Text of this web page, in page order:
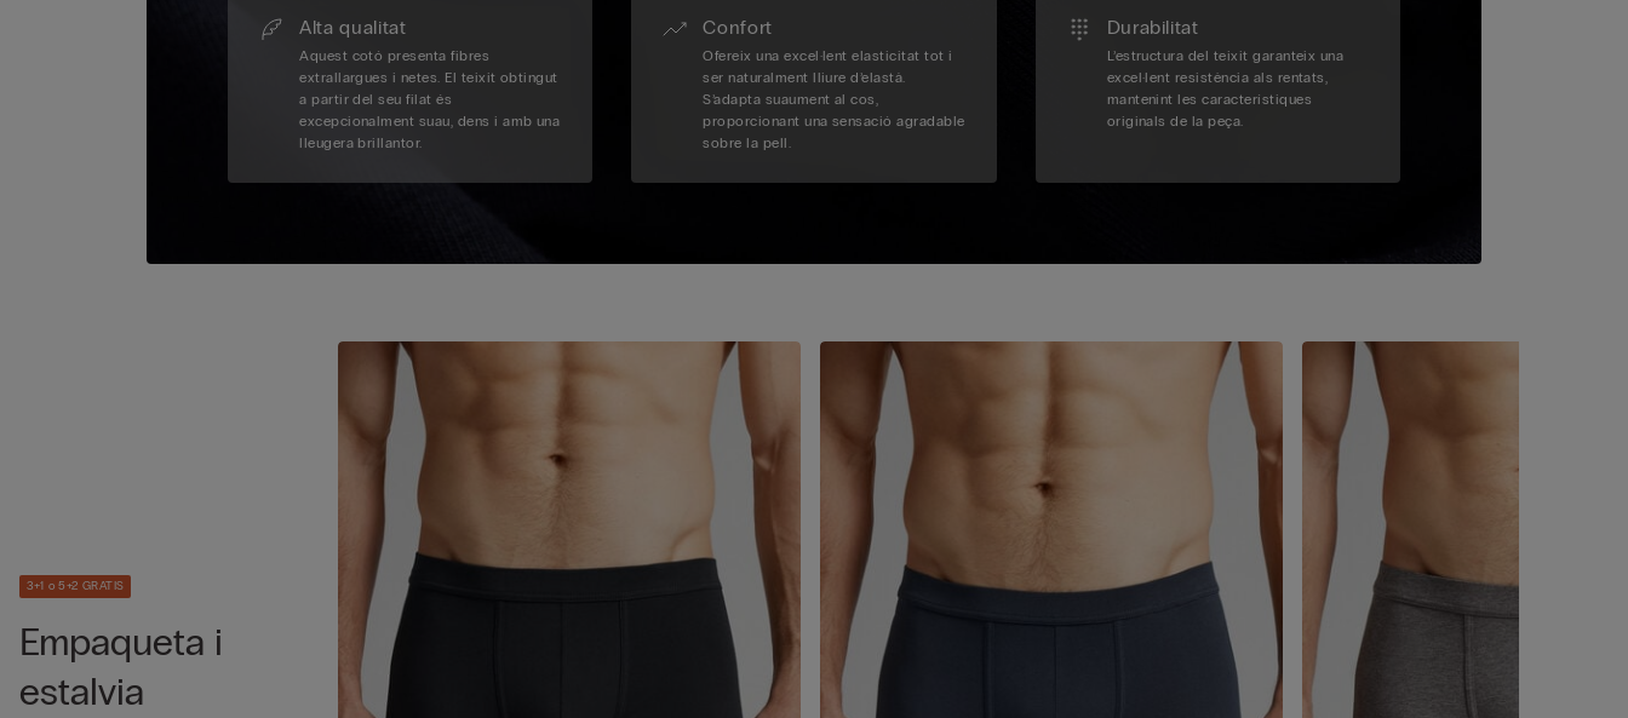
Alta qualitat
Aquest cotó presenta fibres
extrallargues i netes. El teixit obtingut
a partir del seu filat és
excepcionalment suau, dens i amb una
lleugera brillantor.
Confort
Ofereix una excel·lent elasticitat tot i
ser naturalment lliure d’elastà.
S’adapta suaument al cos,
proporcionant una sensació agradable
sobre la pell.
Durabilitat
L’estructura del teixit garanteix una
excel·lent resistència als rentats,
mantenint les característiques
originals de la peça.
3+1 o 5+2 GRATIS
Empaqueta i
estalvia